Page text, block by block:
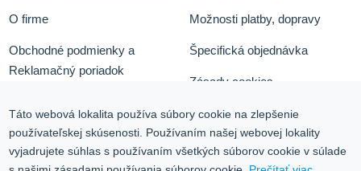
O firme
Obchodné podmienky a
Reklamačný poriadok
Služby
Kontakt
Možnosti platby, dopravy
Špecifická objednávka
Zásady cookies
Ochrana osobných údajov
Blog
Táto webová lokalita používa súbory cookie na zlepšenie
používateľskej skúsenosti. Používaním našej webovej lokality
vyjadrujete súhlas s používaním všetkých súborov cookie v súlade